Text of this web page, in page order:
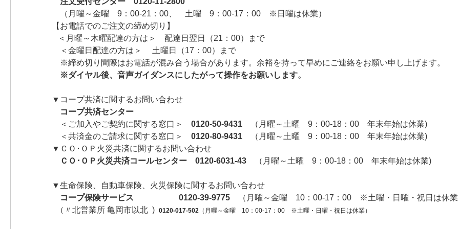
（月曜～金曜 9：00-21：00、 土曜 9：00-17：00 ※日曜は休業）
【お電話でのご注文の締め切り】
＜月曜～木曜配達の方は＞ 配達日翌日（21：00）まで
＜金曜日配達の方は＞ 土曜日（17：00）まで
※締め切り間際はお電話が混み合う場合があります。余裕を持って早めにご連絡をお願い申し上げます。
※ダイヤル後、音声ガイダンスにしたがって操作をお願いします。
▼コープ共済に関するお問い合わせ
コープ共済センター
＜ご加入やご契約に関する窓口＞ 0120-50-9431 （月曜～土曜 9：00-18：00 年末年始は休業)
＜共済金のご請求に関する窓口＞ 0120-80-9431 （月曜～土曜 9：00-18：00 年末年始は休業)
▼ＣＯ･ＯＰ火災共済に関するお問い合わせ
ＣＯ･ＯＰ火災共済コールセンター 0120-6031-43 （月曜～土曜 9：00-18：00 年末年始は休業)
▼生命保険、自動車保険、火災保険に関するお問い合わせ
コープ保険サービス 0120-39-9775
（月曜～金曜 10：00-17：00 ※土曜・日曜・祝日は休業
（〃北営業所 亀岡市以北 ) 0120-017-502 （月曜～金曜 10：00-17：00 ※土曜・日曜・祝日は休業）